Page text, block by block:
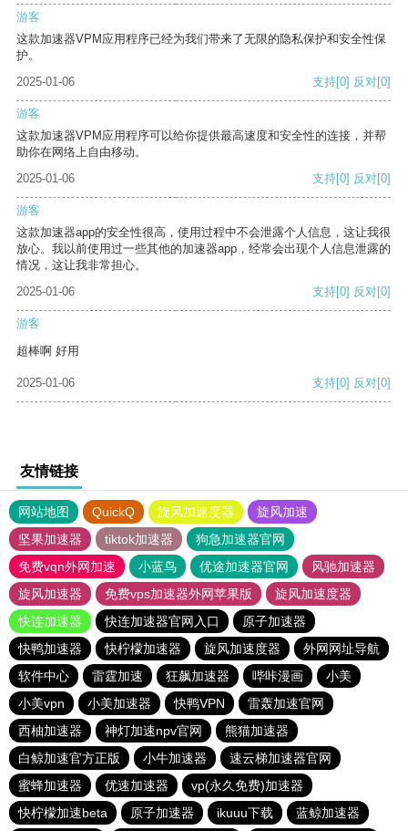
游客
这款加速器VPM应用程序已经为我们带来了无限的隐私保护和安全性保
护。
2025-01-06
支持[0] 反对[0]
游客
这款加速器VPM应用程序可以给你提供最高速度和安全性的连接，并帮
助你在网络上自由移动。
2025-01-06
支持[0] 反对[0]
游客
这款加速器app的安全性很高，使用过程中不会泄露个人信息，这让我很
放心。我以前使用过一些其他的加速器app，经常会出现个人信息泄露的
情况，这让我非常担心。
2025-01-06
支持[0] 反对[0]
游客
超棒啊 好用
2025-01-06 支持[0] 反对[0]
友情链接
网站地图 QuickQ 旋风加速度器
旋风加速
坚果加速器
tiktok加速器
狗急加速器官网
免费vqn外网加速
小蓝鸟 优途加速器官网
风驰加速器
旋风加速器
免费vps加速器外网苹果版
旋风加速度器
快连加速器
快连加速器官网入口
原子加速器
快鸭加速器
快柠檬加速器 旋风加速度器
外网网址导航
软件中心
雷霆加速 狂飙加速器 哔咔漫画
小美
小美vpn
小美加速器 快鸭VPN
雷轰加速官网
西柚加速器
神灯加速npv官网
熊猫加速器
白鲸加速官方正版
小牛加速器
速云梯加速器官网
蜜蜂加速器
优速加速器
vp(永久免费)加速器
快柠檬加速beta
原子加速器 ikuuu下载 蓝鲸加速器